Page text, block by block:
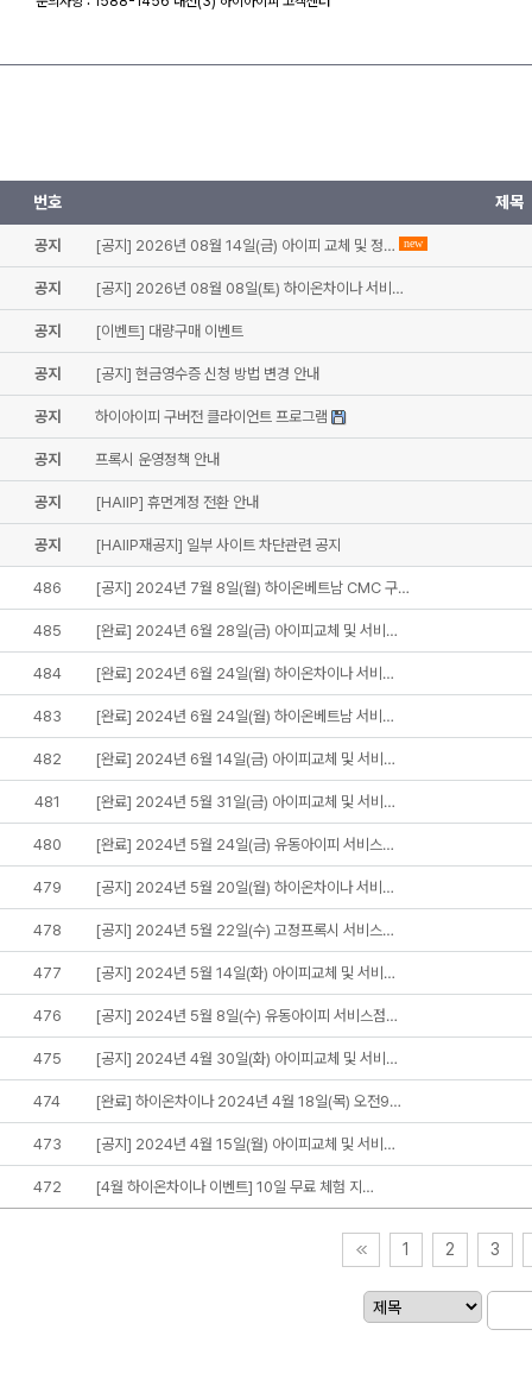
번호 제목
공지 [공지] 2026년 08월 14일(금) 아이피 교체 및 정… new
공지 [공지] 2026년 08월 08일(토) 하이온차이나 서비…
공지 [이벤트] 대량구매 이벤트
공지 [공지] 현금영수증 신청 방법 변경 안내
공지 하이아이피 구버전 클라이언트 프로그램
공지 프록시 운영정책 안내
공지 [HAIIP] 휴먼계정 전환 안내
공지 [HAIIP재공지] 일부 사이트 차단관련 공지
486 [공지] 2024년 7월 8일(월) 하이온베트남 CMC 구…
485 [완료] 2024년 6월 28일(금) 아이피교체 및 서비…
484 [완료] 2024년 6월 24일(월) 하이온차이나 서비…
483 [완료] 2024년 6월 24일(월) 하이온베트남 서비…
482 [완료] 2024년 6월 14일(금) 아이피교체 및 서비…
481 [완료] 2024년 5월 31일(금) 아이피교체 및 서비…
480 [완료] 2024년 5월 24일(금) 유동아이피 서비스…
479 [공지] 2024년 5월 20일(월) 하이온차이나 서비…
478 [공지] 2024년 5월 22일(수) 고정프록시 서비스…
477 [공지] 2024년 5월 14일(화) 아이피교체 및 서비…
476 [공지] 2024년 5월 8일(수) 유동아이피 서비스점…
475 [공지] 2024년 4월 30일(화) 아이피교체 및 서비…
474 [완료] 하이온차이나 2024년 4월 18일(목) 오전9…
473 [공지] 2024년 4월 15일(월) 아이피교체 및 서비…
472 [4월 하이온차이나 이벤트] 10일 무료 체험 지…
1 2 3